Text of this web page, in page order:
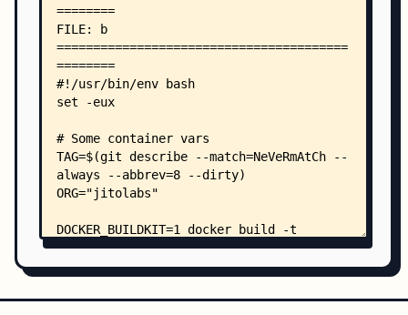
    │   ├── create_test_listeners.sh
    │   └── get_tvu_port.sh
    └── .github/
        ├── actions/
        │   └── setup-rust/
        │       └── action.yaml
            ├── build.yml
            ├── release.yml
            └── test.yml